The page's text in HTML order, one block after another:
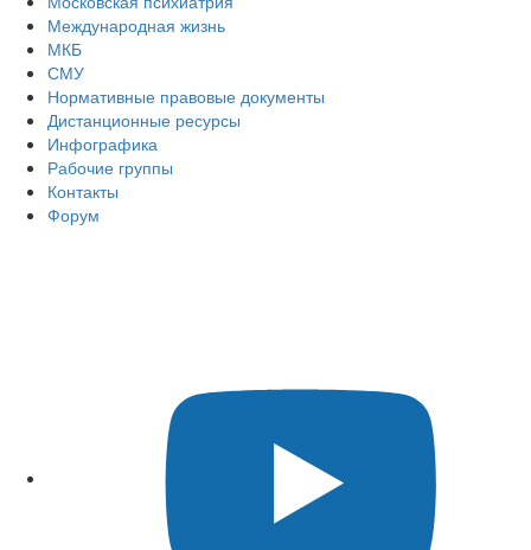
Международная жизнь
МКБ
СМУ
Нормативные правовые документы
Дистанционные ресурсы
Инфографика
Рабочие группы
Контакты
Форум